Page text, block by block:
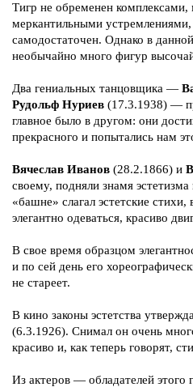
Тигр не обременен
меркантильными устремлениями,
самодостаточен. Однако в
необычайно много фигур
Два гениальных танцовщика —
Рудольф Нуриев (17.3.1938) —
главное было в другом: они
прекрасного и попытались нам
Вячеслав Иванов (28.2.1866) и
своему, подняли знамя
«башне» слагал эстетские
элегантно одеваться, красиво
В свое время образцом
и по сей день его
не стареет.
В кино законы эстетства
(6.3.1926). Снимал он очень
красиво и, как теперь говорят,
Из актеров — обладателей этого